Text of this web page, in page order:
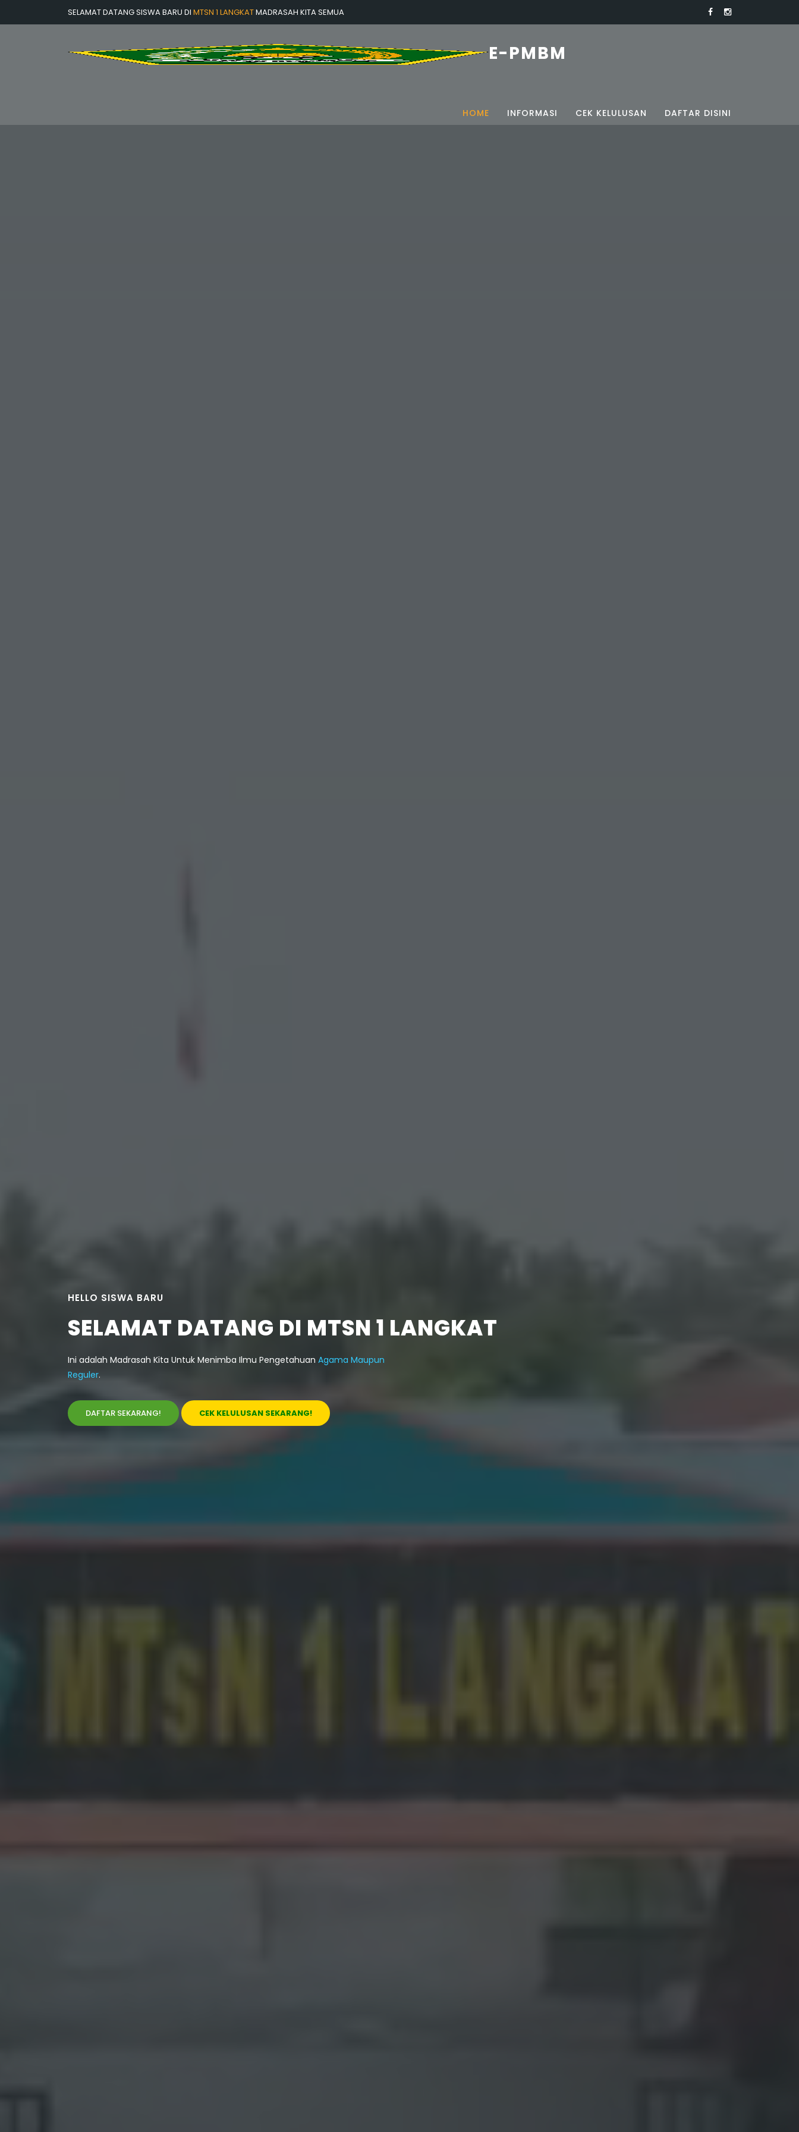
SELAMAT DATANG SISWA BARU DI MTSN 1 LANGKATMADRASAH KITA SEMUA
E-PMBM
HOME INFORMASI CEK KELULUSAN DAFTAR DISINI
HELLO SISWA BARU
SELAMAT DATANG DI MTSN 1 LANGKAT
Ini adalah Madrasah Kita Untuk Menimba Ilmu Pengetahuan Agama Maupun
Reguler.
DAFTAR SEKARANG! CEK KELULUSAN SEKARANG!